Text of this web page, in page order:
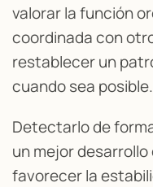
valorar la función
coordinada con
restablecer un
cuando sea posible.
Detectarlo de
un mejor
favorecer la